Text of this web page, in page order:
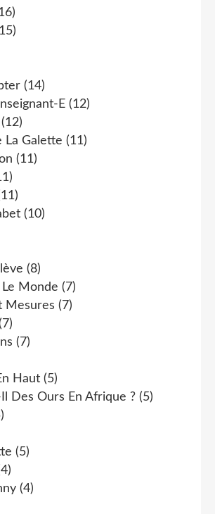
(14)
E (12)
(12)
La Galette (11)
(11)
(10)
(8)
Monde (7)
Mesures (7)
(7)
Haut (5)
Des Ours En Afrique ? (5)
(5)
(4)